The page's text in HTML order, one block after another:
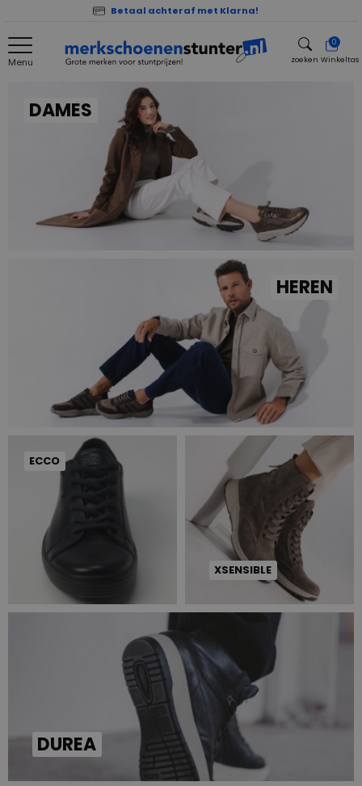
Betaal achteraf met Klarna!
Menu zoeken
0
Winkeltas
DAMES
HEREN
ECCO
XSENSIBLE
DUREA